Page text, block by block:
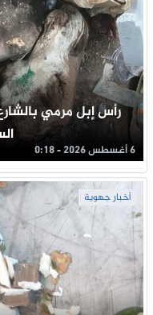
رأس إبل مرمي
6 أغسطس 2026 - 0:18
أخبار جهوية